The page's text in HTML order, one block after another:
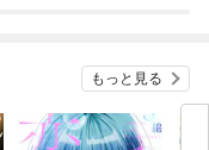
もっと見る